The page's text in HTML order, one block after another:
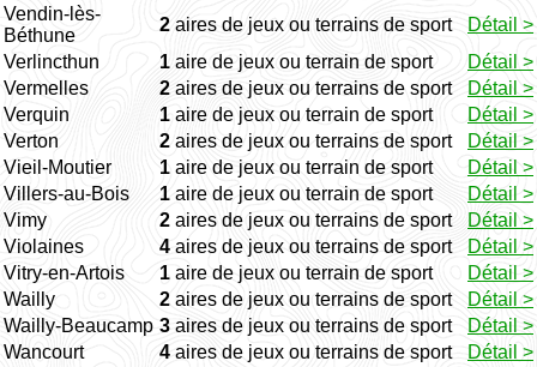
Vendin-lès-
Béthune
2 aires de jeux ou terrains de sport
Détail >
Verlincthun
1 aire de jeux ou terrain de sport
Détail >
Vermelles
2 aires de jeux ou terrains de sport
Détail >
Verquin
1 aire de jeux ou terrain de sport
Détail >
Verton
2 aires de jeux ou terrains de sport
Détail >
Vieil-Moutier
1 aire de jeux ou terrain de sport
Détail >
Villers-au-Bois
1 aire de jeux ou terrain de sport
Détail >
Vimy
2 aires de jeux ou terrains de sport
Détail >
Violaines
4 aires de jeux ou terrains de sport
Détail >
Vitry-en-Artois
1 aire de jeux ou terrain de sport
Détail >
Wailly
2 aires de jeux ou terrains de sport
Détail >
Wailly-Beaucamp 3 aires de jeux ou terrains de sport
Détail >
Wancourt
4 aires de jeux ou terrains de sport
Détail >